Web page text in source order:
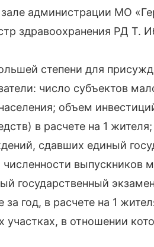
администрации МО
здравоохранения РД Т.
степени для
число субъектов
объем
в расчете на 1
сдавших единый
выпускников
государственный
за год, в расчете на 1
в отношении